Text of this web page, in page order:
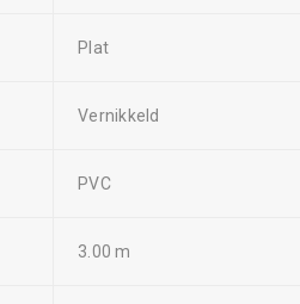
Plat
Vernikkeld
PVC
3.00 m